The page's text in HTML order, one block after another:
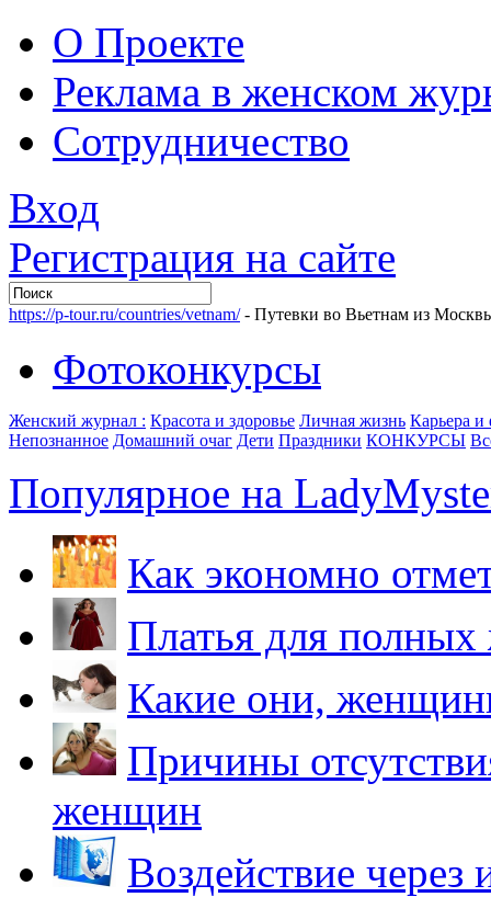
О Проекте
Реклама в женском
Сотрудничество
Вход
Регистрация на сайте
https://p-tour.ru/countries/vetnam/- Путевки во Вьетнам из
Фотоконкурсы
Женский журнал : Красота и здоровье Личная жизнь Карьера
Непознанное Домашний очаг Дети Праздники КОНКУРСЫ
Популярное на
Как экономно
Платья для
Какие они,
Причины
женщин
Воздействие через